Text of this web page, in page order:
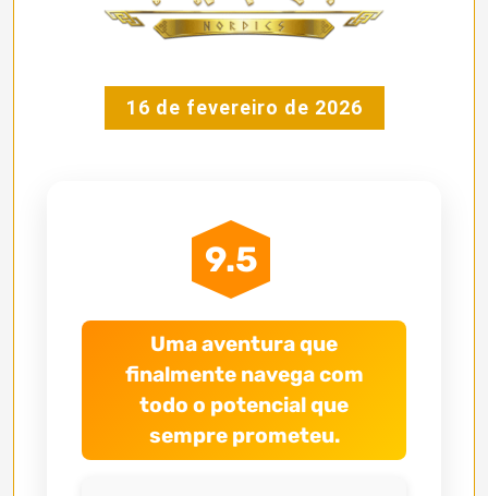
16 de fevereiro de 2026
9.5
Uma aventura que
finalmente navega com
todo o potencial que
sempre prometeu.